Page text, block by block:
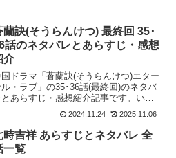
蘭訣(そうらんけつ) 最終回 35･
話のネタバレとあらすじ・感想
介
ドラマ「蒼蘭訣(そうらんけつ)エター
・ラブ」の35･36話(最終回)のネタバ
とあらすじ・感想紹介記事です。いよ
よ最終回です。小蘭花は同心呪を解く
めに自害。10万の兵が復活しました。
も東方青蒼が望んだのはそんな結果で
ありませ...
2024.11.24 2025.11.06
時吉祥 あらすじとネタバレ 全
一覧